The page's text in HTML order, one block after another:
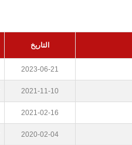
التاريخ
2023-06-21
2021-11-10
2021-02-16
2020-02-04